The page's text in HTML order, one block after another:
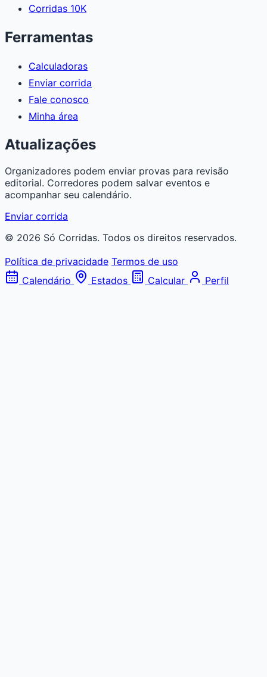
Corridas 10K
Ferramentas
Calculadoras
Enviar corrida
Fale conosco
Minha área
Atualizações
Organizadores podem enviar provas para revisão
editorial. Corredores podem salvar eventos e
acompanhar seu calendário.
Enviar corrida
© 2026 Só Corridas. Todos os direitos reservados.
Política de privacidade Termos de uso
Calendário
Estados Calcular Perfil